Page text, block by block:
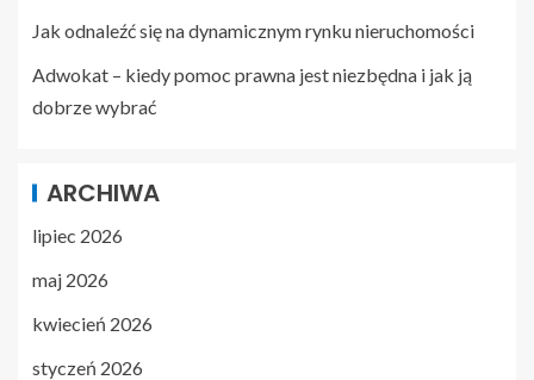
Jak odnaleźć się na dynamicznym rynku nieruchomości
Adwokat – kiedy pomoc prawna jest niezbędna i jak ją
dobrze wybrać
ARCHIWA
lipiec 2026
maj 2026
kwiecień 2026
styczeń 2026